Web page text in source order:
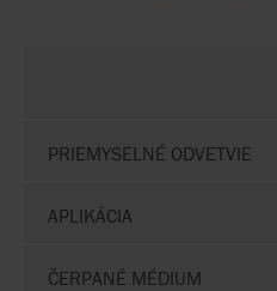
PRIEMYSELNÉ ODVETVIE
APLIKÁCIA
ČERPANÉ MÉDIUM